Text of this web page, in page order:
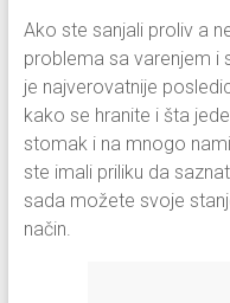
Ako ste sanjali proliv a
problema sa varenjem i
je najverovatnije
kako se hranite i šta
stomak i na mnogo
ste imali priliku da
sada možete svoje
način.